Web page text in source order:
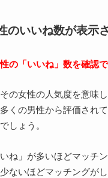
のいいね数が表示
の「いいね」数を確認
その女性の人気度を意味
くの男性から評価され
しょう。
ね」が多いほどマッチ
ないほどマッチングがし